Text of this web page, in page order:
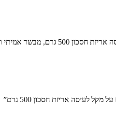
לעיסה אריזת חסכון 500 גרם”